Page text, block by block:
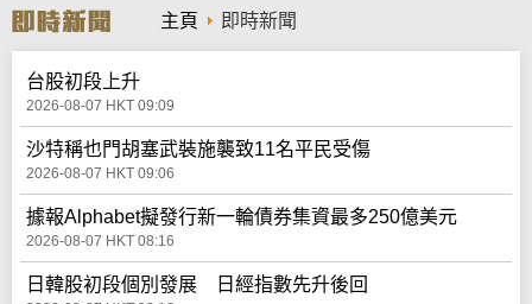
r
c
h
主頁 即時新聞
台股初段上升
2026-08-07 HKT 09:09
沙特稱也門胡塞武裝施襲致11名平民受傷
2026-08-07 HKT 09:06
據報Alphabet擬發行新一輪債券集資最多250億美元
2026-08-07 HKT 08:16
日韓股初段個別發展 日經指數先升後回